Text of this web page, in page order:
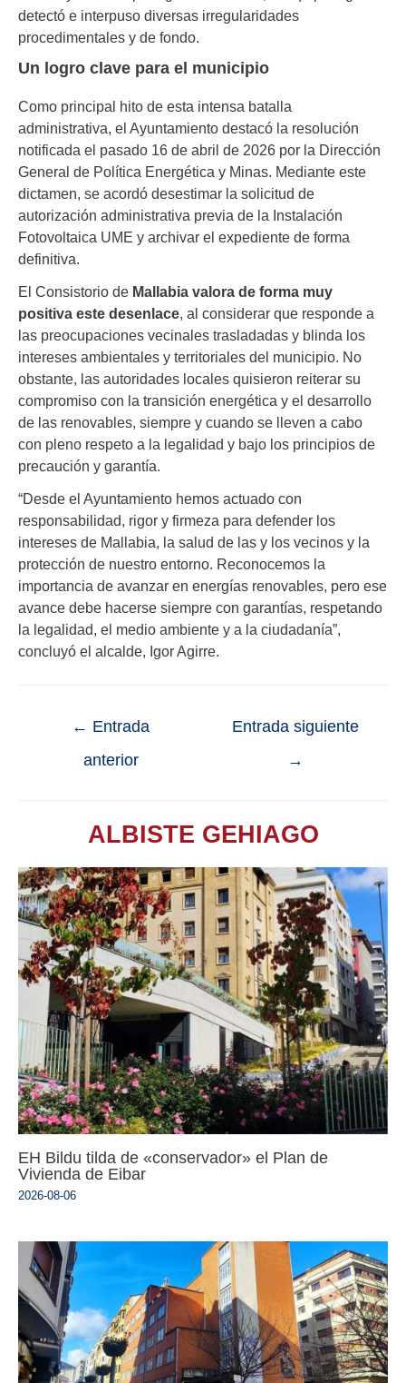
detectó e interpuso diversas irregularidades
procedimentales y de fondo.
Un logro clave para el municipio
Como principal hito de esta intensa batalla
administrativa, el Ayuntamiento destacó la resolución
notificada el pasado 16 de abril de 2026 por la Dirección
General de Política Energética y Minas. Mediante este
dictamen, se acordó desestimar la solicitud de
autorización administrativa previa de la Instalación
Fotovoltaica UME y archivar el expediente de forma
definitiva.
El Consistorio de Mallabia valora de forma muy
positiva este desenlace, al considerar que responde a
las preocupaciones vecinales trasladadas y blinda los
intereses ambientales y territoriales del municipio. No
obstante, las autoridades locales quisieron reiterar su
compromiso con la transición energética y el desarrollo
de las renovables, siempre y cuando se lleven a cabo
con pleno respeto a la legalidad y bajo los principios de
precaución y garantía.
“Desde el Ayuntamiento hemos actuado con
responsabilidad, rigor y firmeza para defender los
intereses de Mallabia, la salud de las y los vecinos y la
protección de nuestro entorno. Reconocemos la
importancia de avanzar en energías renovables, pero ese
avance debe hacerse siempre con garantías, respetando
la legalidad, el medio ambiente y a la ciudadanía”,
concluyó el alcalde, Igor Agirre.
← Entrada
anterior
Entrada siguiente
→
ALBISTE GEHIAGO
EH Bildu tilda de «conservador» el Plan de
Vivienda de Eibar
2026-08-06